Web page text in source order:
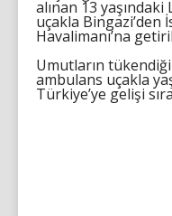
alınan 13
uçakla Bingazi’den
Havalimanı’na
Umutların
ambulans uçakla
Türkiye’ye gelişi